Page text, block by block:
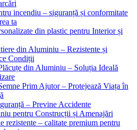
incendiu – siguranță și conformitate
ta
din plastic pentru Interior și
din Aluminiu – Rezistente și
Condiții
din Aluminiu – Soluția Ideală
Prim Ajutor – Protejează Viața în
– Previne Accidente
pentru Construcții și Amenajări
rezistente – calitate premium pentru